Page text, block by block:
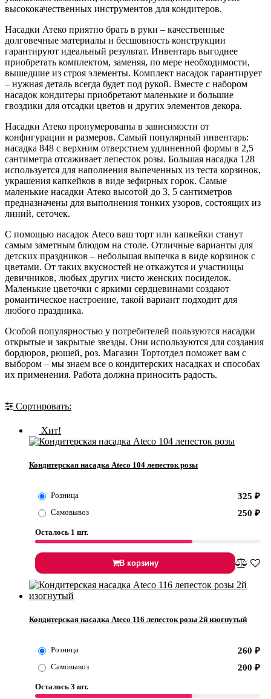
высококачественных инструментов для кондитеров.
Насадки Атеко приятно брать в руки – качественные
долговечные материалы и бесшовность конструкции
гарантируют идеальный результат. Инвентарь выгоднее
приобретать комплектом, заменяя, по мере необходимости,
вышедшие из строя элементы. Комплект насадок гарантирует
– нужная деталь всегда будет под рукой. Вместе с набором
насадок кондитеры приобретают маленькие и большие
гвоздики для отсадки цветов и других элементов декора.
Насадки Атеко пронумерованы в зависимости от
конфигурации и размеров. Самый популярный инвентарь:
насадка 848 с верхним отверстием удлиненной формы в 2,5
сантиметра отсаживает лепесток розы. Большая насадка 128
используется для наполнения выпеченных из теста корзинок,
украшения капкейков в виде зефирных горок. Самые
маленькие насадки Атеко высотой до 3, 5 сантиметров
предназначены для выполнения тонких узоров, состоящих из
линий, сеточек.
С помощью насадок Ateco ваш торт или капкейки станут
самым заметным блюдом на столе. Отличные варианты для
детских праздников – небольшая выпечка в виде корзинок с
цветами. От таких вкусностей не откажутся и участницы
девичников, любых других чисто женских посиделок.
Маленькие цветочки с яркими сердцевинами создают
романтическое настроение, такой вариант подходит для
любого праздника.
Особой популярностью у потребителей пользуются насадки
открытые и закрытые звезды. Они используются для создания
бордюров, рюшей, роз. Магазин Тортотдел поможет вам с
выбором – мы знаем все о кондитерских насадках и способах
их применения. Работа должна приносить радость.
Сортировать:
Хит!
Кондитерская насадка Ateco 104 лепесток розы
Розница 325 ₽
Самовывоз 250 ₽
Осталось 1 шт.
В корзину
Кондитерская насадка Ateco 116 лепесток розы 2й изогнутый
Розница 260 ₽
Самовывоз 200 ₽
Осталось 3 шт.